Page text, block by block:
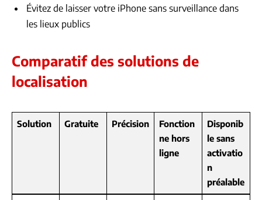
Évitez de laisser votre iPhone sans surveillance dans
les lieux publics
Comparatif des solutions de
localisation
Solution Gratuite Précision
Fonction
ne hors
ligne
Disponib
le sans
activatio
n
préalable